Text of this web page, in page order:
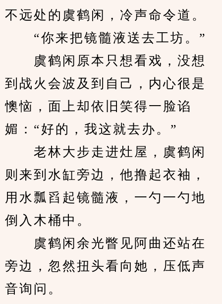
不远处的虞鹤闲，冷声命令道。
“你来把镜髓液送去工坊。”
虞鹤闲原本只想看戏，没想
到战火会波及到自己，内心很是
懊恼，面上却依旧笑得一脸谄
媚：“好的，我这就去办。”
老林大步走进灶屋，虞鹤闲
则来到水缸旁边，他撸起衣袖，
用水瓢舀起镜髓液，一勺一勺地
倒入木桶中。
虞鹤闲余光瞥见阿曲还站在
旁边，忽然扭头看向她，压低声
音询问。